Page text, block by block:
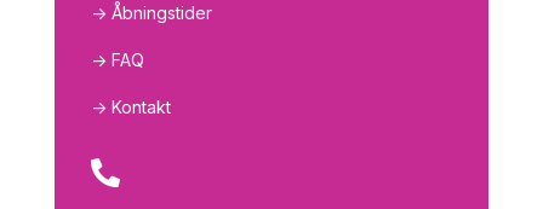
-> Åbningstider
-> FAQ
-> Kontakt
